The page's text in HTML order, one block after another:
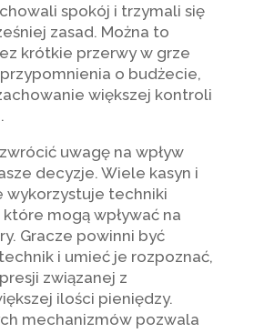
spokój i trzymali się
zasad. Można to
krótkie przerwy w grze
o budżecie,
większej kontroli
uwagę na wpływ
decyzje. Wiele kasyn i
techniki
mogą wpływać na
Gracze powinni być
i umieć je rozpoznać,
związanej z
ilości pieniędzy.
mechanizmów pozwala